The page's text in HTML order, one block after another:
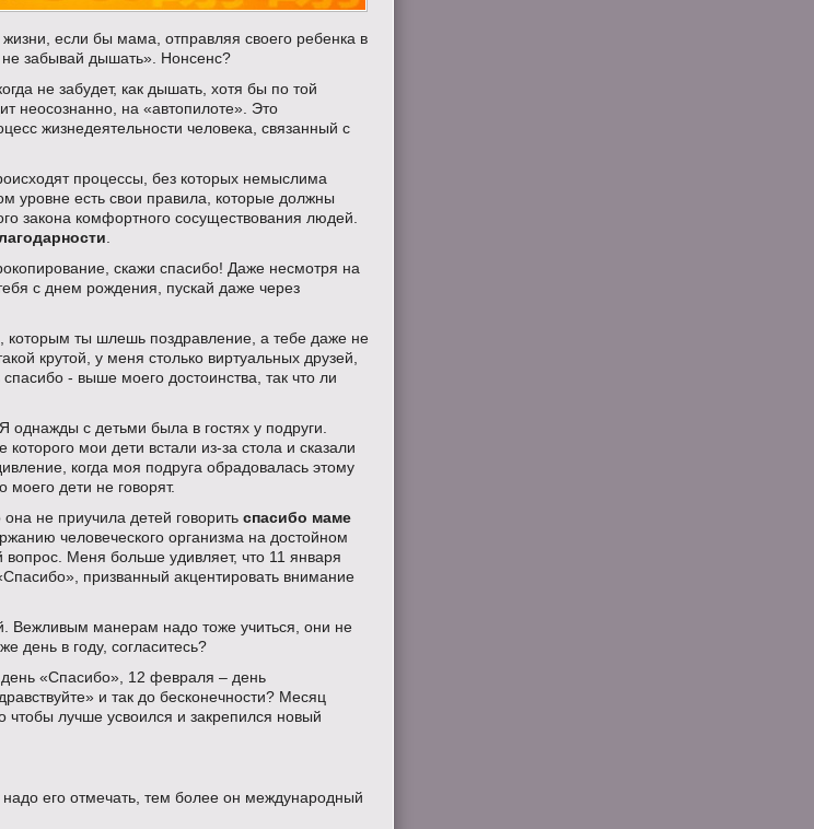
если бы мама, отправляя своего ребенка в
забывай дышать». Нонсенс?
не забудет, как дышать, хотя бы по той
неосознанно, на «автопилоте». Это
жизнедеятельности человека, связанный с
процессы, без которых немыслима
уровне есть свои правила, которые должны
закона комфортного сосуществования людей.
скажи спасибо! Даже несмотря на
с днем рождения, пускай даже через
которым ты шлешь поздравление, а тебе даже не
крутой, у меня столько виртуальных друзей,
- выше моего достоинства, так что ли
с детьми была в гостях у подруги.
мои дети встали из-за стола и сказали
когда моя подруга обрадовалась этому
моего дети не говорят.
не приучила детей говоритьспасибо маме
человеческого организма на достойном
вопрос. Меня больше удивляет, что 11 января
призванный акцентировать внимание
Вежливым манерам надо тоже учиться, они не
день в году, согласитесь?
«Спасибо», 12 февраля – день
и так до бесконечности? Месяц
чтобы лучше усвоился и закрепился новый
надо его отмечать, тем более он международный